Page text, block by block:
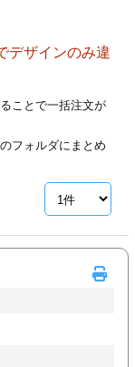
デザインのみ違
ことで一括注文が
フォルダにまとめ